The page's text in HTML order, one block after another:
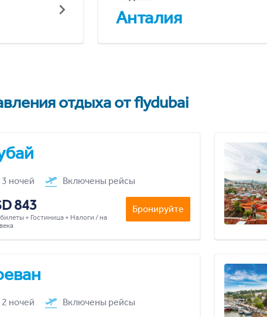
Анталия
отдыха от flydubai
3 ночей Включены рейсы
843
+ Гостиница + Налоги / на
Бронируйте
2 ночей Включены рейсы